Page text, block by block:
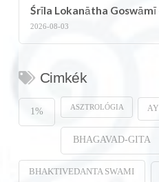
Śrīla Lokanātha
2026-08-03
Cimkék
1% ASZTROLÓGIA
BHAGAVAD-GITA
BHAKTIVEDANTA SWAMI